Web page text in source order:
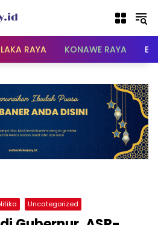
RAYA KONAWE RAYA
Uncategorized